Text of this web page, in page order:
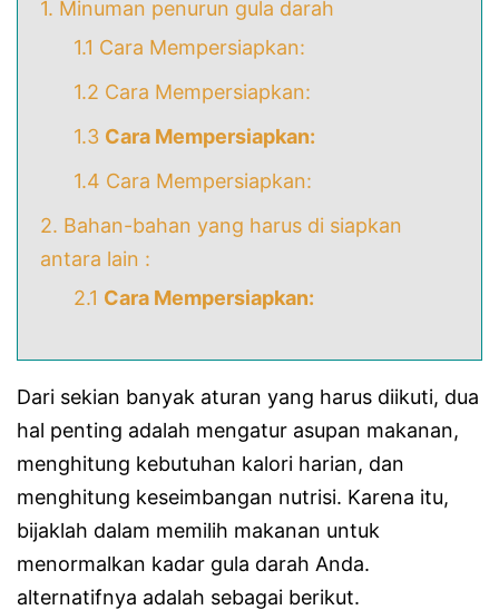
1. Minuman penurun gula darah
1.1 Cara Mempersiapkan:
1.2 Cara Mempersiapkan:
1.3 Cara Mempersiapkan:
1.4 Cara Mempersiapkan:
2. Bahan-bahan yang harus di siapkan
antara lain :
2.1 Cara Mempersiapkan:
Dari sekian banyak aturan yang harus diikuti, dua
hal penting adalah mengatur asupan makanan,
menghitung kebutuhan kalori harian, dan
menghitung keseimbangan nutrisi. Karena itu,
bijaklah dalam memilih makanan untuk
menormalkan kadar gula darah Anda.
alternatifnya adalah sebagai berikut.